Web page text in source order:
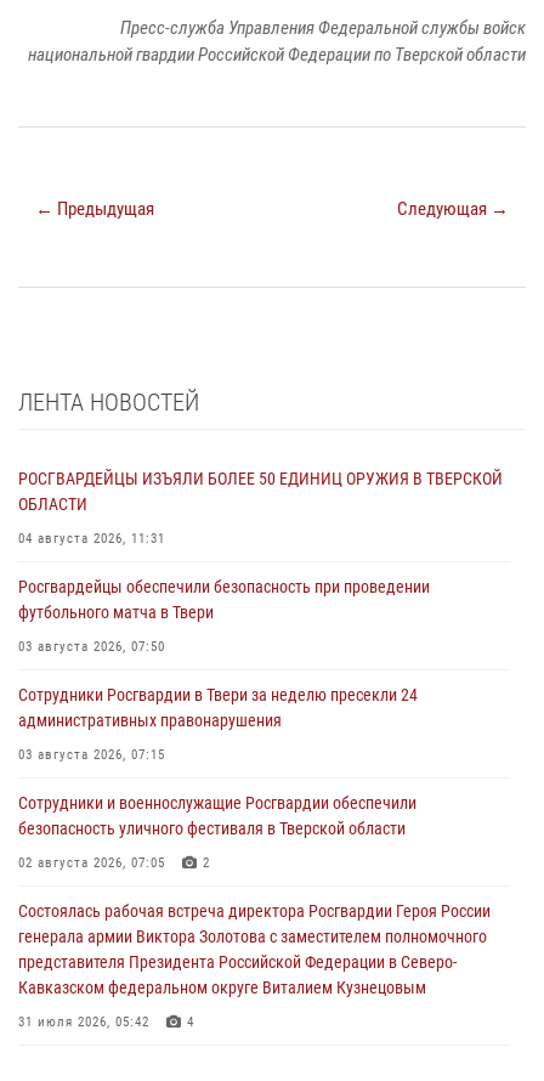
Пресс-служба Управления Федеральной службы войск
национальной гвардии Российской Федерации по Тверской области
← Предыдущая Следующая →
ЛЕНТА НОВОСТЕЙ
РОСГВАРДЕЙЦЫ ИЗЪЯЛИ БОЛЕЕ 50 ЕДИНИЦ ОРУЖИЯ В ТВЕРСКОЙ
ОБЛАСТИ
04 августа 2026, 11:31
Росгвардейцы обеспечили безопасность при проведении
футбольного матча в Твери
03 августа 2026, 07:50
Сотрудники Росгвардии в Твери за неделю пресекли 24
административных правонарушения
03 августа 2026, 07:15
Сотрудники и военнослужащие Росгвардии обеспечили
безопасность уличного фестиваля в Тверской области
02 августа 2026, 07:05 2
Состоялась рабочая встреча директора Росгвардии Героя России
генерала армии Виктора Золотова с заместителем полномочного
представителя Президента Российской Федерации в Северо-
Кавказском федеральном округе Виталием Кузнецовым
31 июля 2026, 05:42 4